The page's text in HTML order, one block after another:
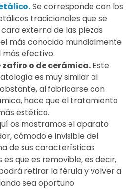
Se corresponde con los
tradicionales que se
externa de las piezas
más conocido mundialmente
efectivo.
o de cerámica. Este
es muy similar al
al fabricarse con
hace que el tratamiento
estético.
os mostramos el aparato
cómodo e invisible del
de sus características
es que es removible, es decir,
retirar la férula y volver a
sea oportuno.